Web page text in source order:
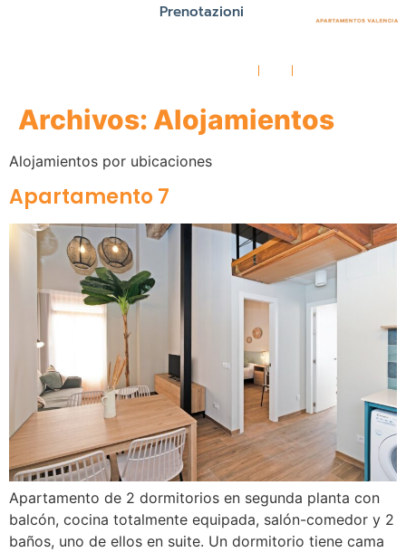
Prenotazioni
Archivos:Alojamientos
Alojamientos por ubicaciones
Apartamento 7
Apartamento de 2 dormitorios en segunda planta con
balcón, cocina totalmente equipada, salón-comedor y 2
baños, uno de ellos en suite. Un dormitorio tiene cama